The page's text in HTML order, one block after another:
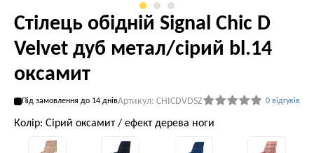
Стілець обідній Signal Chic D
Velvet дуб метал/сірий bl.14
оксамит
Під замовлення до 14 днівАртикул: CHICDVDSZ 0 відгуків
Колір: Сірий оксамит / ефект дерева ноги